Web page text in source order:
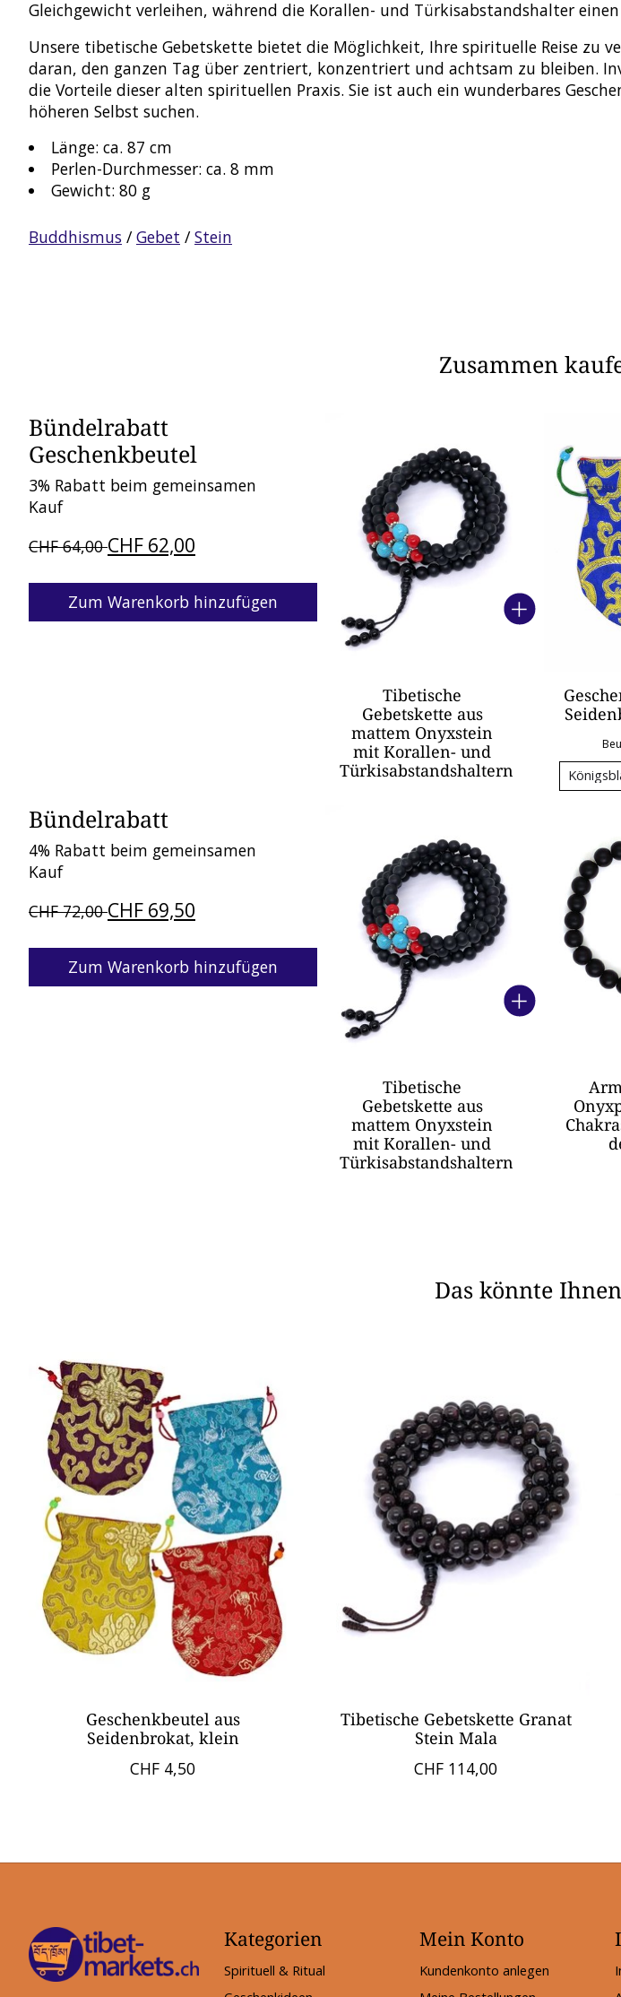
Gleichgewicht verleihen, während die Korallen- und Türkisabstandshalter
Unsere tibetische Gebetskette bietet die Möglichkeit, Ihre spirituelle Reise zu
daran, den ganzen Tag über zentriert, konzentriert und achtsam zu bleiben.
die Vorteile dieser alten spirituellen Praxis. Sie ist auch ein wunderbares
höheren Selbst suchen.
Länge: ca. 87 cm
Perlen-Durchmesser: ca. 8 mm
Gewicht: 80 g
Buddhismus /Gebet /Stein
Zusammen
Bündelrabatt
Geschenkbeutel
3% Rabatt beim gemeinsamen
Kauf
CHF 64,00CHF 62,00
Zum Warenkorb hinzufügen
Tibetische
Gebetskette aus
mattem Onyxstein
mit Korallen- und
Türkisabstandshaltern
Bündelrabatt
4% Rabatt beim gemeinsamen
Kauf
CHF 72,00CHF 69,50
Zum Warenkorb hinzufügen
Tibetische
Gebetskette aus
mattem Onyxstein
mit Korallen- und
Türkisabstandshaltern
Das könnte
Geschenkbeutel aus
Seidenbrokat, klein
CHF 4,50
Tibetische Gebetskette Granat
Stein Mala
CHF 114,00
Kategorien
Spirituell & Ritual
Mein Konto
Kundenkonto anlegen